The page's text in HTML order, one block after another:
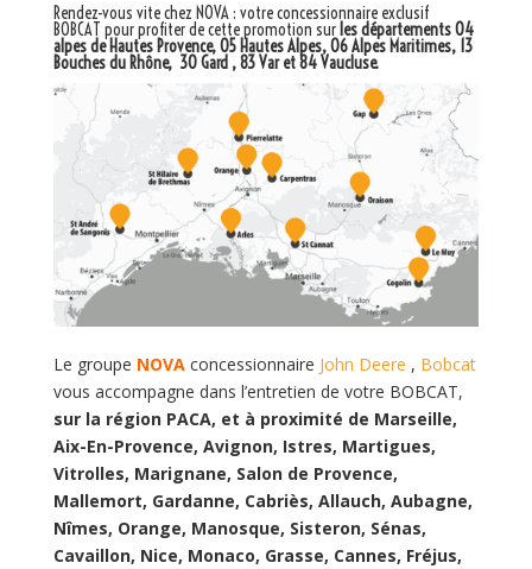
Rendez-vous vite chez NOVA : votreconcessionnaire exclusif
BOBCAT pour profiter de cette promotion sur les départements 04
alpes de Hautes Provence, 05 Hautes Alpes, 06 Alpes Maritimes, 13
Bouches du Rhône, 30 Gard , 83 Var et 84 Vaucluse.
Le groupe NOVA concessionnaire John Deere , Bobcat
vous accompagne dans l’entretien de votre BOBCAT,
sur la région PACA, et à proximité de Marseille,
Aix-En-Provence, Avignon, Istres, Martigues,
Vitrolles, Marignane, Salon de Provence,
Mallemort, Gardanne, Cabriès, Allauch, Aubagne,
Nîmes, Orange, Manosque, Sisteron, Sénas,
Cavaillon, Nice, Monaco, Grasse, Cannes, Fréjus,